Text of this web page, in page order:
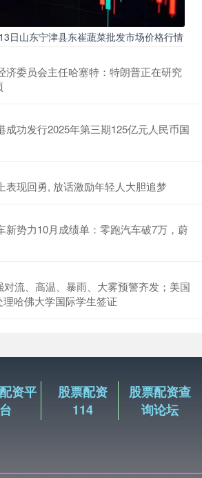
日山东宁津县东崔蔬菜批发市场价格行情
济委员会主任哈塞特：特朗普正在研究
成功发行2025年第三期125亿元人民币国
表现回勇, 放话激励年轻人大胆追梦
新势力10月成绩单：零跑汽车破7万，蔚
流、高温、暴雨、大雾预警齐发；美国
哈佛大学国际学生签证
资平
台
股票配资
114
股票配资查
询论坛